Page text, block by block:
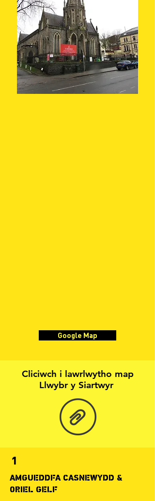
Google Map
Cliciwch i lawrlwytho map
Llwybr y Siartwyr
1
AMGUEDDFA CASNEWYDD &
ORIEL GELF